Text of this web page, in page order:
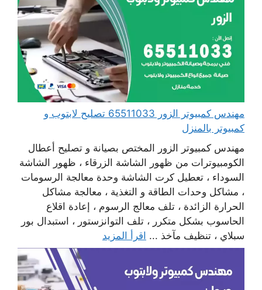
مهندس كمبيوتر الزور 65511033 تصليح لابتوب و
كمبيوتر بالمنزل
مهندس كمبيوتر الزور المختص بصيانة و تصليح أعطال
الكومبيوترات من ظهور الشاشة الزرقاء ، ظهور الشاشة
السوداء ، تعطيل كرت الشاشة وحدة معالجة الرسومات
، مشاكل وحدات الطاقة و التغذية ، معالجة مشاكل
الحرارة الزائدة ، تلف معالج الرسوم ، إعادة اقلاع
الحاسوب بشكل متكرر ، تلف التوانزستور ، استبدال بور
سبلاي ، تنظيف مآخذ ... اقرأ المزيد